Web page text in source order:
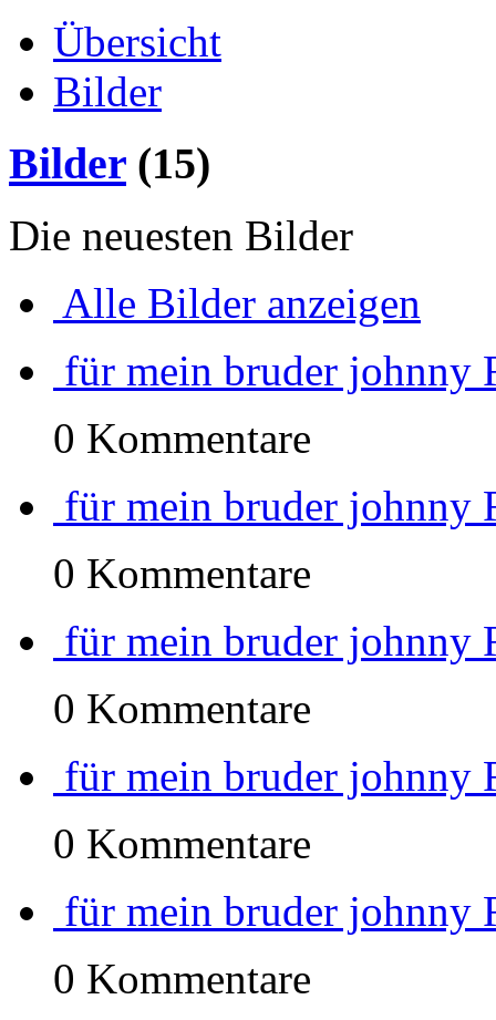
Übersicht
Bilder
Bilder (15)
Die neuesten Bilder
Alle Bilder anzeigen
für mein bruder johnny
0 Kommentare
für mein bruder johnny
0 Kommentare
für mein bruder johnny
0 Kommentare
für mein bruder johnny
0 Kommentare
für mein bruder johnny
0 Kommentare